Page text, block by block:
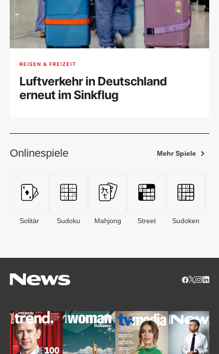
REISEN & FREIZEIT
Luftverkehr in Deutschland
erneut im Sinkflug
Onlinespiele Mehr Spiele
Solitär Sudoku Mahjong Street Sudoken